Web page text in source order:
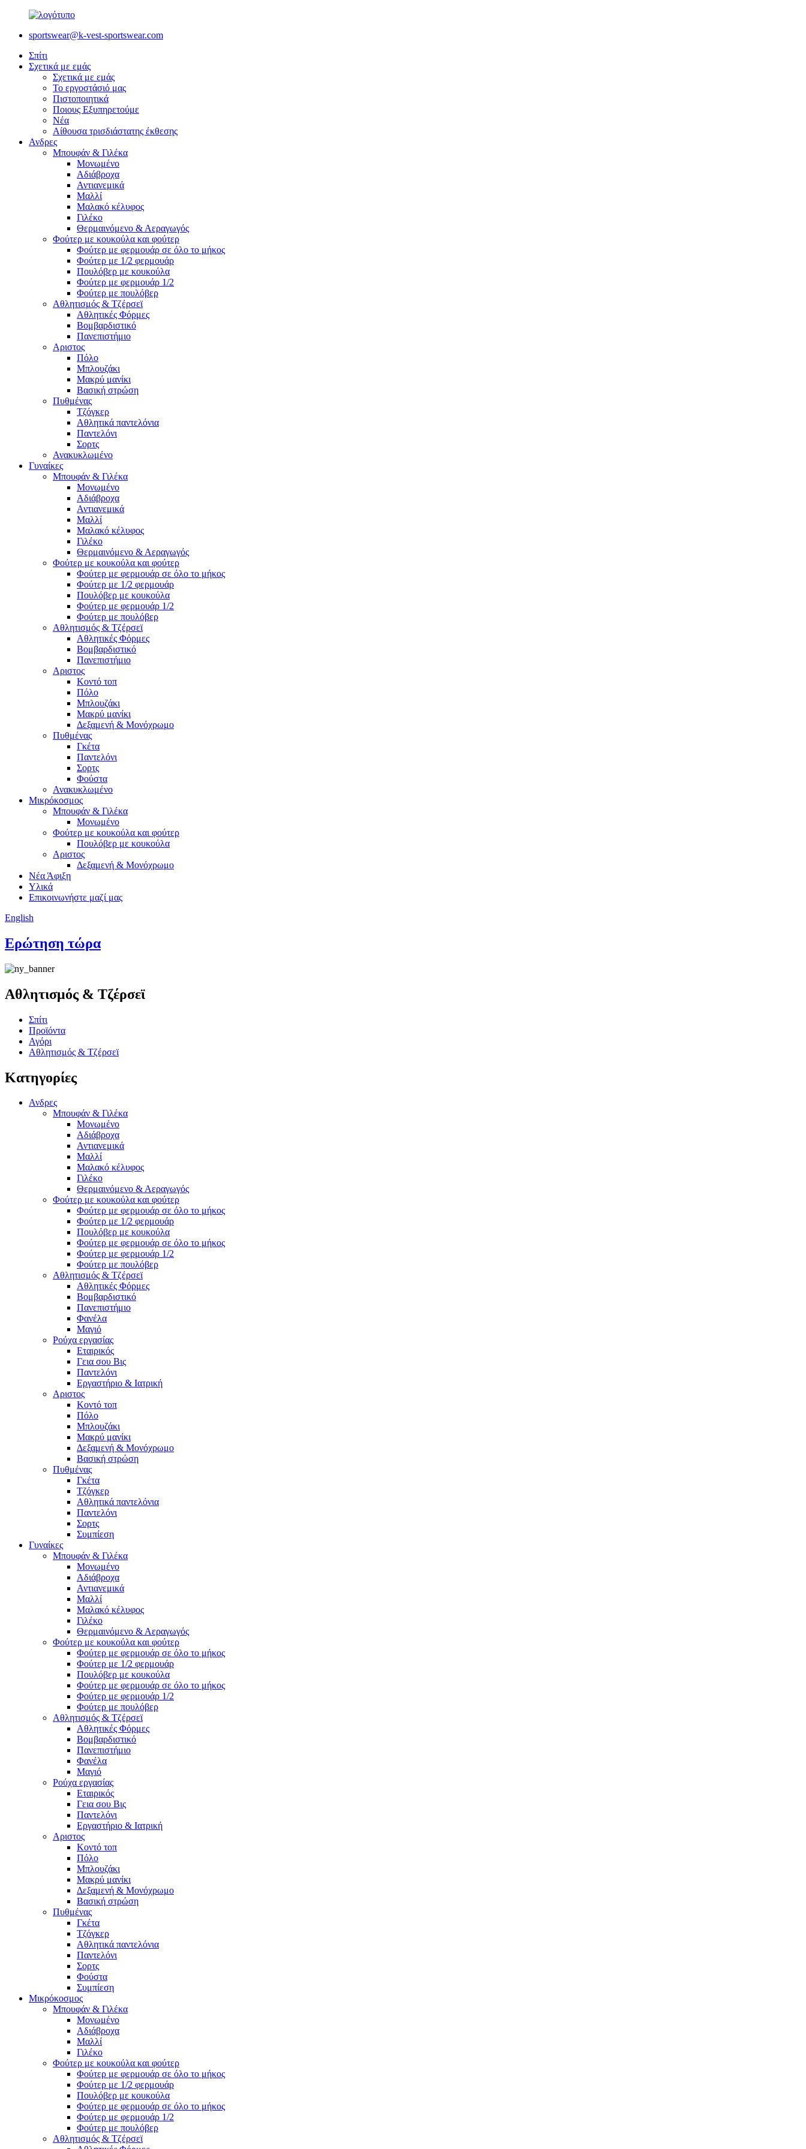
sportswear@k-vest-sportswear.com
Σπίτι
Σχετικά με εμάς
Σχετικά με εμάς
Το εργοστάσιό μας
Πιστοποιητικά
Ποιους Εξυπηρετούμε
Νέα
Αίθουσα τρισδιάστατης έκθεσης
Ανδρες
Μπουφάν & Γιλέκα
Μονωμένο
Αδιάβροχα
Αντιανεμικά
Μαλλί
Μαλακό κέλυφος
Γιλέκο
Θερμαινόμενο & Αεραγωγός
Φούτερ με κουκούλα και φούτερ
Φούτερ με φερμουάρ σε όλο το μήκος
Φούτερ με 1/2 φερμουάρ
Πουλόβερ με κουκούλα
Φούτερ με φερμουάρ 1/2
Φούτερ με πουλόβερ
Αθλητισμός & Τζέρσεϊ
Αθλητικές Φόρμες
Βομβαρδιστικό
Πανεπιστήμιο
Αριστος
Πόλο
Μπλουζάκι
Μακρύ μανίκι
Βασική στρώση
Πυθμένας
Τζόγκερ
Αθλητικά παντελόνια
Παντελόνι
Σορτς
Ανακυκλωμένο
Γυναίκες
Μπουφάν & Γιλέκα
Μονωμένο
Αδιάβροχα
Αντιανεμικά
Μαλλί
Μαλακό κέλυφος
Γιλέκο
Θερμαινόμενο & Αεραγωγός
Φούτερ με κουκούλα και φούτερ
Φούτερ με φερμουάρ σε όλο το μήκος
Φούτερ με 1/2 φερμουάρ
Πουλόβερ με κουκούλα
Φούτερ με φερμουάρ 1/2
Φούτερ με πουλόβερ
Αθλητισμός & Τζέρσεϊ
Αθλητικές Φόρμες
Βομβαρδιστικό
Πανεπιστήμιο
Αριστος
Κοντό τοπ
Πόλο
Μπλουζάκι
Μακρύ μανίκι
Δεξαμενή & Μονόχρωμο
Πυθμένας
Γκέτα
Παντελόνι
Σορτς
Φούστα
Ανακυκλωμένο
Μικρόκοσμος
Μπουφάν & Γιλέκα
Μονωμένο
Φούτερ με κουκούλα και φούτερ
Πουλόβερ με κουκούλα
Αριστος
Δεξαμενή & Μονόχρωμο
Νέα Άφιξη
Υλικά
Επικοινωνήστε μαζί μας
English
Ερώτηση τώρα
Αθλητισμός & Τζέρσεϊ
Σπίτι
Προϊόντα
Αγόρι
Αθλητισμός & Τζέρσεϊ
Κατηγορίες
Ανδρες
Μπουφάν & Γιλέκα
Μονωμένο
Αδιάβροχα
Αντιανεμικά
Μαλλί
Μαλακό κέλυφος
Γιλέκο
Θερμαινόμενο & Αεραγωγός
Φούτερ με κουκούλα και φούτερ
Φούτερ με φερμουάρ σε όλο το μήκος
Φούτερ με 1/2 φερμουάρ
Πουλόβερ με κουκούλα
Φούτερ με φερμουάρ σε όλο το μήκος
Φούτερ με φερμουάρ 1/2
Φούτερ με πουλόβερ
Αθλητισμός & Τζέρσεϊ
Αθλητικές Φόρμες
Βομβαρδιστικό
Πανεπιστήμιο
Φανέλα
Μαγιό
Ρούχα εργασίας
Εταιρικός
Γεια σου Βις
Παντελόνι
Εργαστήριο & Ιατρική
Αριστος
Κοντό τοπ
Πόλο
Μπλουζάκι
Μακρύ μανίκι
Δεξαμενή & Μονόχρωμο
Βασική στρώση
Πυθμένας
Γκέτα
Τζόγκερ
Αθλητικά παντελόνια
Παντελόνι
Σορτς
Συμπίεση
Γυναίκες
Μπουφάν & Γιλέκα
Μονωμένο
Αδιάβροχα
Αντιανεμικά
Μαλλί
Μαλακό κέλυφος
Γιλέκο
Θερμαινόμενο & Αεραγωγός
Φούτερ με κουκούλα και φούτερ
Φούτερ με φερμουάρ σε όλο το μήκος
Φούτερ με 1/2 φερμουάρ
Πουλόβερ με κουκούλα
Φούτερ με φερμουάρ σε όλο το μήκος
Φούτερ με φερμουάρ 1/2
Φούτερ με πουλόβερ
Αθλητισμός & Τζέρσεϊ
Αθλητικές Φόρμες
Βομβαρδιστικό
Πανεπιστήμιο
Φανέλα
Μαγιό
Ρούχα εργασίας
Εταιρικός
Γεια σου Βις
Παντελόνι
Εργαστήριο & Ιατρική
Αριστος
Κοντό τοπ
Πόλο
Μπλουζάκι
Μακρύ μανίκι
Δεξαμενή & Μονόχρωμο
Βασική στρώση
Πυθμένας
Γκέτα
Τζόγκερ
Αθλητικά παντελόνια
Παντελόνι
Σορτς
Φούστα
Συμπίεση
Μικρόκοσμος
Μπουφάν & Γιλέκα
Μονωμένο
Αδιάβροχα
Μαλλί
Γιλέκο
Φούτερ με κουκούλα και φούτερ
Φούτερ με φερμουάρ σε όλο το μήκος
Φούτερ με 1/2 φερμουάρ
Πουλόβερ με κουκούλα
Φούτερ με φερμουάρ σε όλο το μήκος
Φούτερ με φερμουάρ 1/2
Φούτερ με πουλόβερ
Αθλητισμός & Τζέρσεϊ